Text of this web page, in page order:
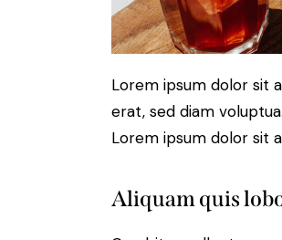
Lorem ipsum dolor sit
erat, sed diam
Lorem ipsum dolor sit
Aliquam quis